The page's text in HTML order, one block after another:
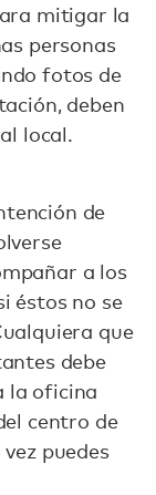
mitigar la
personas
fotos de
deben
local.
de
a los
éstos no se
que
debe
la oficina
centro de
puedes